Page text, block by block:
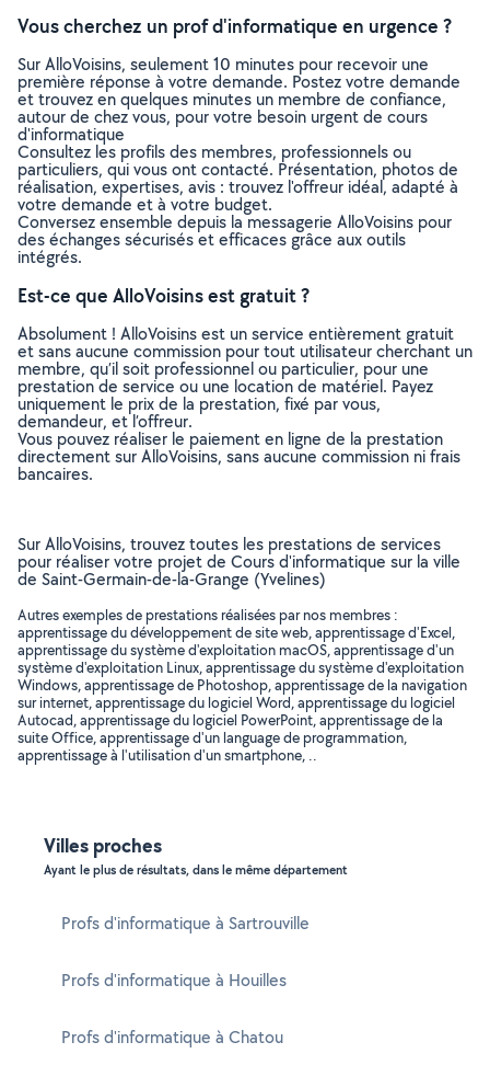
Vous cherchez un prof d'informatique en urgence ?
Sur AlloVoisins, seulement 10 minutes pour recevoir une
première réponse à votre demande. Postez votre demande
et trouvez en quelques minutes un membre de confiance,
autour de chez vous, pour votre besoin urgent de cours
d'informatique
Consultez les profils des membres, professionnels ou
particuliers, qui vous ont contacté. Présentation, photos de
réalisation, expertises, avis : trouvez l'offreur idéal, adapté à
votre demande et à votre budget.
Conversez ensemble depuis la messagerie AlloVoisins pour
des échanges sécurisés et efficaces grâce aux outils
intégrés.
Est-ce que AlloVoisins est gratuit ?
Absolument ! AlloVoisins est un service entièrement gratuit
et sans aucune commission pour tout utilisateur cherchant un
membre, qu’il soit professionnel ou particulier, pour une
prestation de service ou une location de matériel. Payez
uniquement le prix de la prestation, fixé par vous,
demandeur, et l’offreur.
Vous pouvez réaliser le paiement en ligne de la prestation
directement sur AlloVoisins, sans aucune commission ni frais
bancaires.
Sur AlloVoisins, trouvez toutes les prestations de services
pour réaliser votre projet de Cours d'informatique sur la ville
de Saint-Germain-de-la-Grange (Yvelines)
Autres exemples de prestations réalisées par nos membres :
apprentissage du développement de site web, apprentissage d'Excel,
apprentissage du système d'exploitation macOS, apprentissage d'un
système d'exploitation Linux, apprentissage du système d'exploitation
Windows, apprentissage de Photoshop, apprentissage de la navigation
sur internet, apprentissage du logiciel Word, apprentissage du logiciel
Autocad, apprentissage du logiciel PowerPoint, apprentissage de la
suite Office, apprentissage d'un language de programmation,
apprentissage à l'utilisation d'un smartphone, ..
Villes proches
Ayant le plus de résultats, dans le même département
Profs d'informatique à Sartrouville
Profs d'informatique à Houilles
Profs d'informatique à Chatou